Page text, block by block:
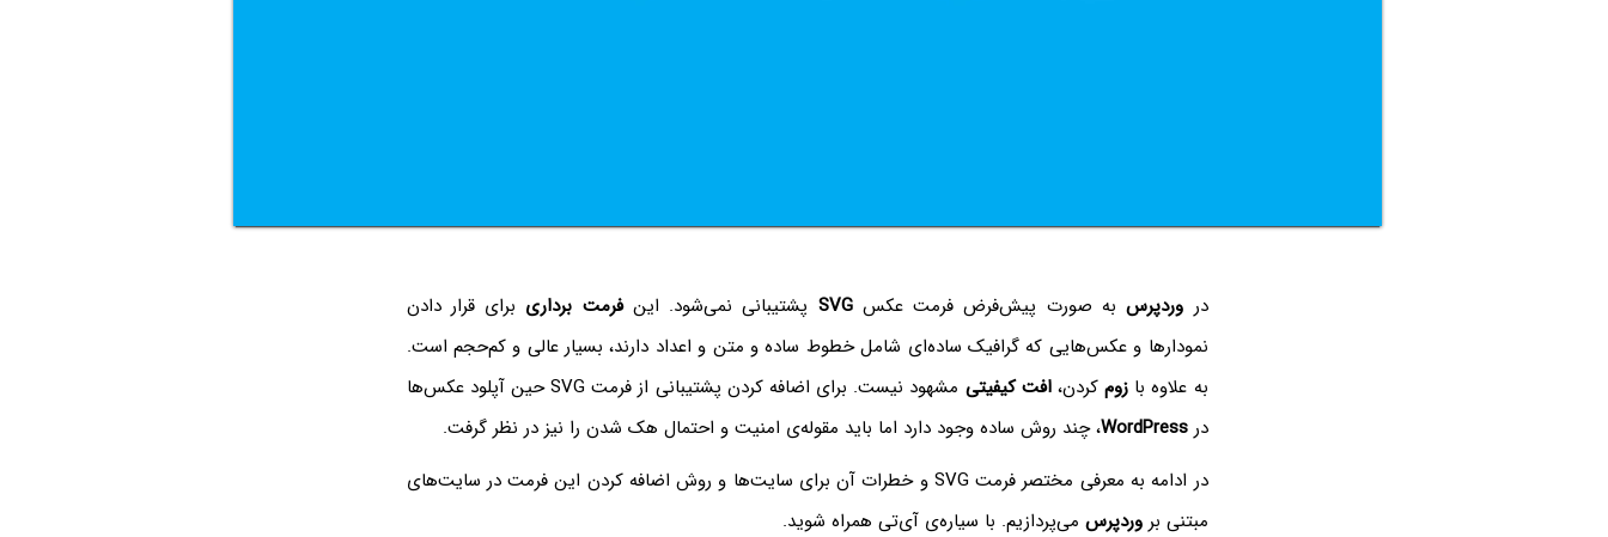
در وردپرسبه صورت پیش‌فرض فرمت عکسSVG پشتیبانی نمی‌شود. اینفرمت برداری برای قرار دادن
نمودارها و عکس‌هایی که گرافیک ساده‌ای شامل خطوط ساده و متن و اعداد دارند، بسیار عالی و کم‌حجم است.
به علاوه با زومکردن،افت کیفیتی
مشهود نیست. برای اضافه کردن پشتیبانی از فرمت SVG حین آپلود عکس‌ها
درWordPress، چند روش ساده وجود دارد اما باید مقوله‌ی امنیت و احتمال هک شدن را نیز در نظر گرفت.
در ادامه به معرفی مختصر فرمت SVG و خطرات آن برای سایت‌ها و روش اضافه کردن این فرمت در سایت‌های
مبتنی بروردپرس می‌پردازیم. با سیاره‌ی آی‌تی همراه شوید.